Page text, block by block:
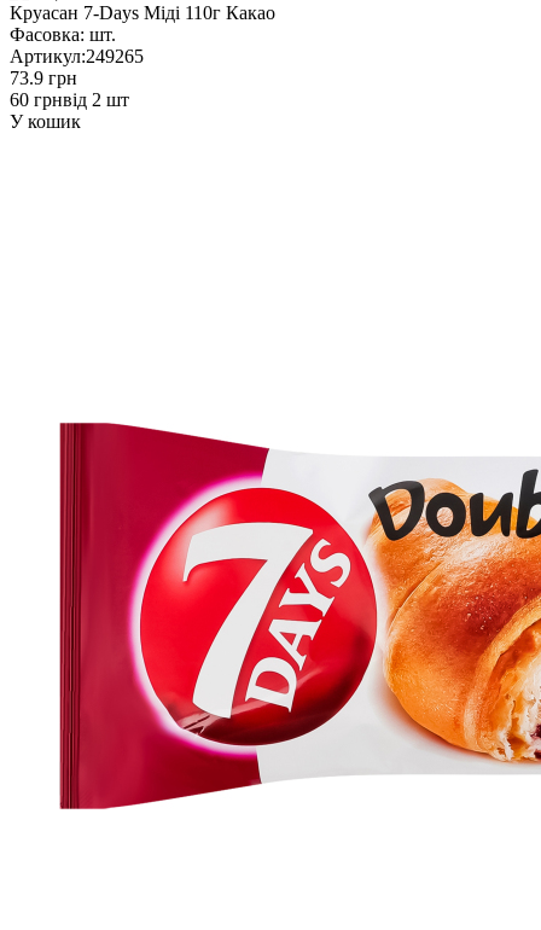
Круасан 7-Days Міді 110г Какао
Фасовка: шт.
Артикул:249265
73.9 грн
60 грнвід 2 шт
У кошик